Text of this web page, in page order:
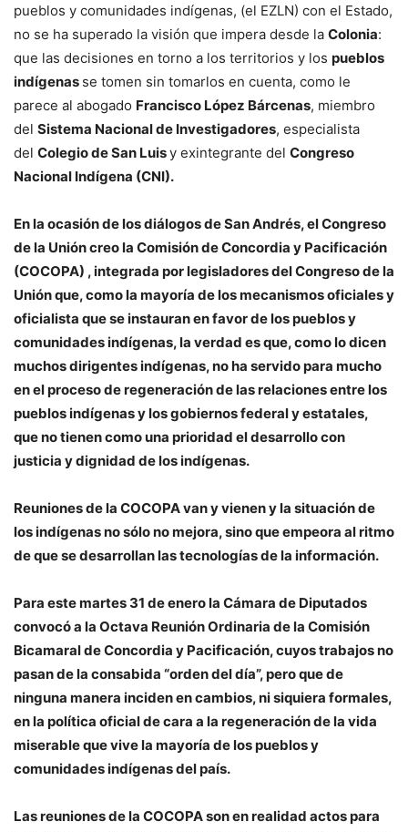
pueblos y comunidades indígenas, (el EZLN) con el Estado,
no se ha superado la visión que impera desde la Colonia:
que las decisiones en torno a los territorios y los pueblos
indígenas se tomen sin tomarlos en cuenta, como le
parece al abogado Francisco López Bárcenas, miembro
del Sistema Nacional de Investigadores, especialista
del Colegio de San Luisy exintegrante del Congreso
Nacional Indígena (CNI).
En la ocasión de los diálogos de San Andrés, el Congreso
de la Unión creo la Comisión de Concordia y Pacificación
(COCOPA) , integrada por legisladores del Congreso de la
Unión que, como la mayoría de los mecanismos oficiales y
oficialista que se instauran en favor de los pueblos y
comunidades indígenas, la verdad es que, como lo dicen
muchos dirigentes indígenas, no ha servido para mucho
en el proceso de regeneración de las relaciones entre los
pueblos indígenas y los gobiernos federal y estatales,
que no tienen como una prioridad el desarrollo con
justicia y dignidad de los indígenas.
Reuniones de la COCOPA van y vienen y la situación de
los indígenas no sólo no mejora, sino que empeora al ritmo
de que se desarrollan las tecnologías de la información.
Para este martes 31 de enero la Cámara de Diputados
convocó a la Octava Reunión Ordinaria de la Comisión
Bicamaral de Concordia y Pacificación, cuyos trabajos no
pasan de la consabida “orden del día”, pero que de
ninguna manera inciden en cambios, ni siquiera formales,
en la política oficial de cara a la regeneración de la vida
miserable que vive la mayoría de los pueblos y
comunidades indígenas del país.
Las reuniones de la COCOPA son en realidad actos para